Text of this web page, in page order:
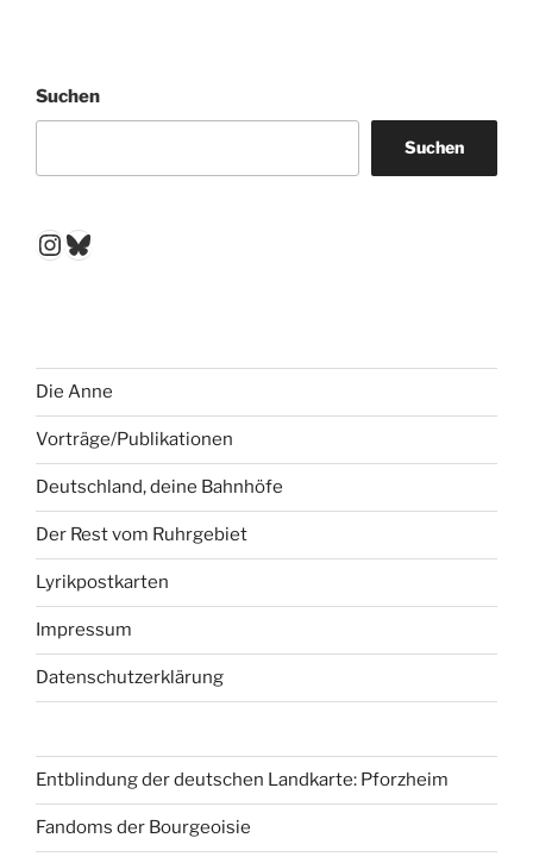
Suchen
Suchen
Instagram
Bluesky
Die Anne
Vorträge/Publikationen
Deutschland, deine Bahnhöfe
Der Rest vom Ruhrgebiet
Lyrikpostkarten
Impressum
Datenschutzerklärung
Entblindung der deutschen Landkarte: Pforzheim
Fandoms der Bourgeoisie